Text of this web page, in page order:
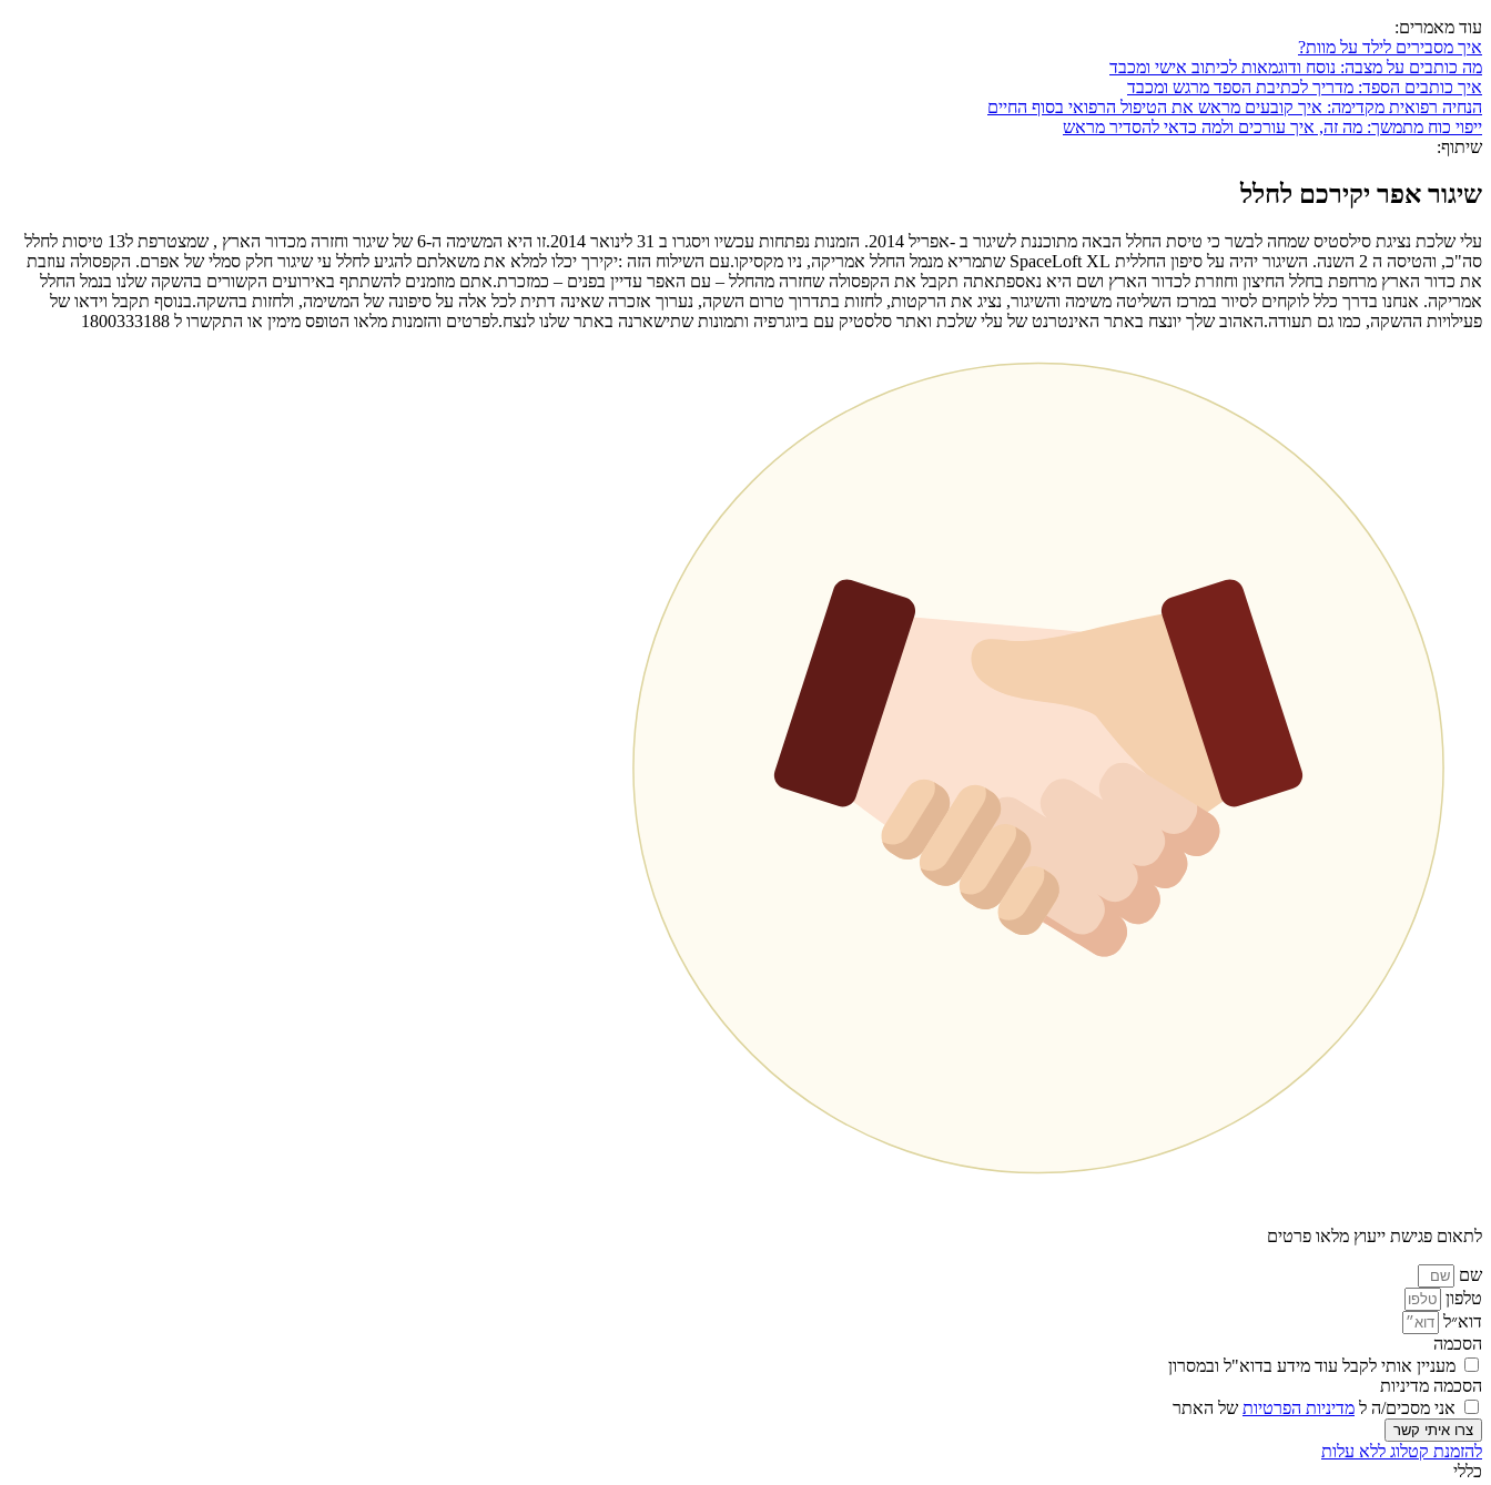
עוד מאמרים:
איך מסבירים לילד על מוות?
מה כותבים על מצבה: נוסח ודוגמאות לכיתוב אישי ומכבד
איך כותבים הספד: מדריך לכתיבת הספד מרגש ומכבד
הנחיה רפואית מקדימה: איך קובעים מראש את הטיפול הרפואי בסוף החיים
ייפוי כוח מתמשך: מה זה, איך עורכים ולמה כדאי להסדיר מראש
שיתוף:
שיגור אפר יקירכם לחלל
עלי שלכת נציגת סילסטיס שמחה לבשר כי טיסת החלל הבאה מתוכננת לשיגור ב -אפריל 2014. הזמנות נפתחות עכשיו ויסגרו ב 31 לינואר 2014.זו היא המשימה ה-6 של שיגור וחזרה מכדור הארץ , שמצטרפת ל13 טיסות לחלל
סה"כ, והטיסה ה 2 השנה. השיגור יהיה על סיפון החללית SpaceLoft XL שתמריא מנמל החלל אמריקה, ניו מקסיקו.עם השילוח הזה :יקירך יכלו למלא את משאלתם להגיע לחלל עי שיגור חלק סמלי של אפרם. הקפסולה עוזבת
את כדור הארץ מרחפת בחלל החיצון וחוזרת לכדור הארץ ושם היא נאספתאתה תקבל את הקפסולה שחזרה מהחלל – עם האפר עדיין בפנים – כמזכרת.אתם מוזמנים להשתתף באירועים הקשורים בהשקה שלנו בנמל החלל
אמריקה. אנחנו בדרך כלל לוקחים לסיור במרכז השליטה משימה והשיגור, נציג את הרקטות, לחזות בתדרוך טרום השקה, נערוך אזכרה שאינה דתית לכל אלה על סיפונה של המשימה, ולחזות בהשקה.בנוסף תקבל וידאו של
פעילויות ההשקה, כמו גם תעודה.האהוב שלך יונצח באתר האינטרנט של עלי שלכת ואתר סלסטיק עם ביוגרפיה ותמונות שתישארנה באתר שלנו לנצח.לפרטים והזמנות מלאו הטופס מימין או התקשרו ל 1800333188
לתאום פגישת ייעוץ מלאו פרטים
שם
טלפון
דוא״ל
הסכמה
מעניין אותי לקבל עוד מידע בדוא"ל ובמסרון
הסכמה מדיניות
אני מסכים/ה ל מדיניות הפרטיות של האתר
צרו איתי קשר
להזמנת קטלוג ללא עלות
כללי